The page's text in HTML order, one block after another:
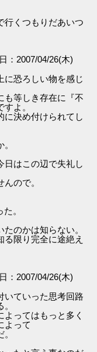
くつもりだあいつ
：2007/04/26(木)
恐ろしい物を感じ
も等しき存在に『不
よ。
に決め付けられてし
はこの辺で失礼し
ので。
。
のかは知らない。
限り完全に途絶え
：2007/04/26(木)
ていった思考回路
ってはもっと多く
よって